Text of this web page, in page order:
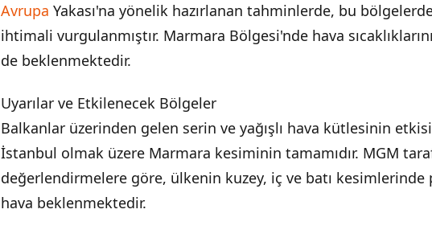
Avrupa Yakası'na yönelik hazırlanan tahminlerde, bu
ihtimali vurgulanmıştır. Marmara Bölgesi'nde hava
de beklenmektedir.
Uyarılar ve Etkilenecek Bölgeler
Balkanlar üzerinden gelen serin ve yağışlı hava kütlesinin
İstanbul olmak üzere Marmara kesiminin tamamıdır. MGM
değerlendirmelere göre, ülkenin kuzey, iç ve batı kesimlerinde
hava beklenmektedir.